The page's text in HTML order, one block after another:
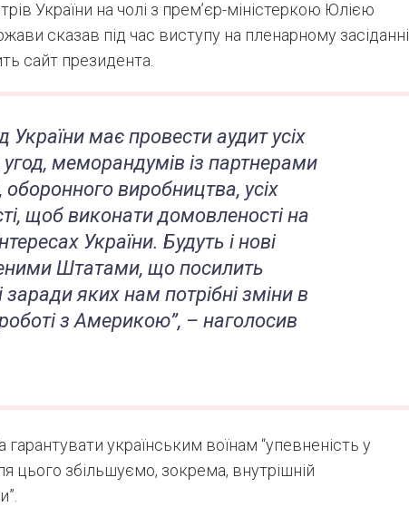
України на чолі з прем’єр-міністеркою Юлією
сказав під час виступу на пленарному засіданні
сайт президента.
має провести аудит усіх
меморандумів із партнерами
оборонного виробництва, усіх
щоб виконати домовленості на
України. Будуть і нові
Штатами, що посилить
заради яких нам потрібні зміни в
з Америкою”, – наголосив
українським воїнам “упевненість у
цього збільшуємо, зокрема, внутрішній